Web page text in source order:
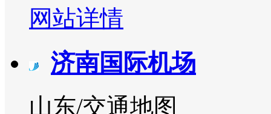
网站详情
济南国际机场
山东/交通地图